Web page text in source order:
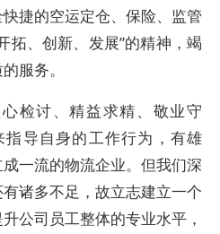
捷的空运定仓、保险、监管
拓、创新、发展”的精神，竭
服务。
检讨、精益求精、敬业守
导自身的工作行为，有雄
一流的物流企业。但我们深
诸多不足，故立志建立一个
公司员工整体的专业水平，